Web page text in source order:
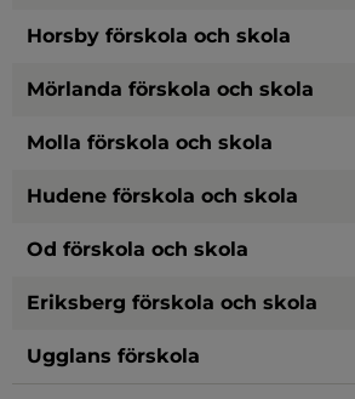
Horsby förskola och skola
Mörlanda förskola och skola
Molla förskola och skola
Hudene förskola och skola
Od förskola och skola
Eriksberg förskola och skola
Ugglans förskola